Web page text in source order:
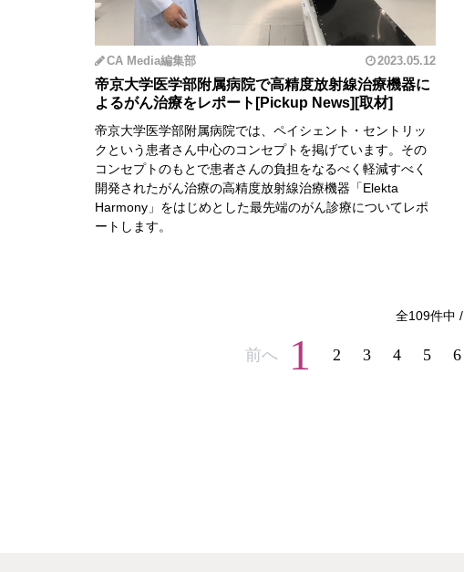
CA Media編集部 2023.05.12
帝京大学医学部附属病院で高精度放射線治療機器に
よるがん治療をレポート
帝京大学医学部附属病院では、ペイシェント・セントリッ
クという患者さん中心のコンセプトを掲げています。その
コンセプトのもとで患者さんの負担をなるべく軽減すべく
開発されたがん治療の高精度放射線治療機器「Elekta
Harmony」をはじめとした最先端のがん診療についてレポ
ートします。
全109件中 /
前へ 1 2 3 4 5 6